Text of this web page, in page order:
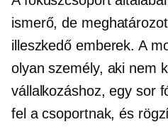
ismerő, de
illeszkedő emberek. A
olyan személy, aki nem
vállalkozáshoz, egy sor
fel a csoportnak, és